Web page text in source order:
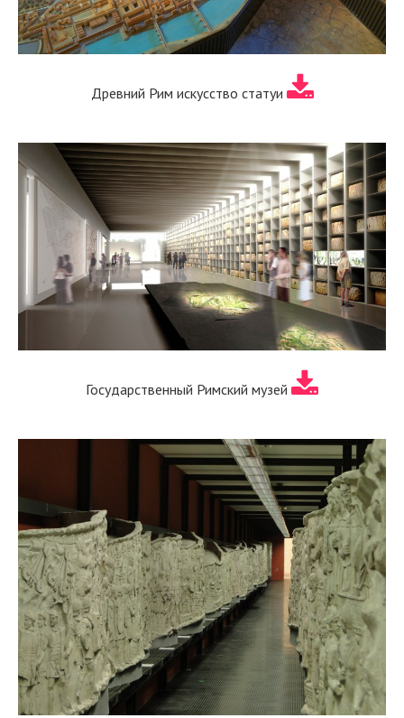
Древний Рим искусство статуи
Государственный Римский музей